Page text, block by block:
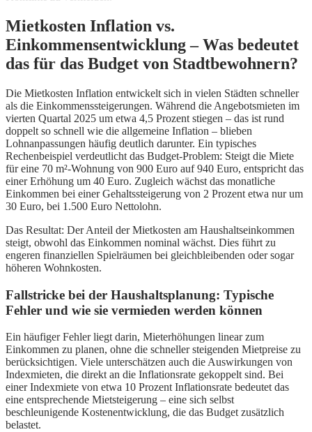
Mietkosten Inflation vs.
Einkommensentwicklung – Was bedeutet
das für das Budget von Stadtbewohnern?
Die Mietkosten Inflation entwickelt sich in vielen Städten schneller
als die Einkommenssteigerungen. Während die Angebotsmieten im
vierten Quartal 2025 um etwa 4,5 Prozent stiegen – das ist rund
doppelt so schnell wie die allgemeine Inflation – blieben
Lohnanpassungen häufig deutlich darunter. Ein typisches
Rechenbeispiel verdeutlicht das Budget-Problem: Steigt die Miete
für eine 70 m²-Wohnung von 900 Euro auf 940 Euro, entspricht das
einer Erhöhung um 40 Euro. Zugleich wächst das monatliche
Einkommen bei einer Gehaltssteigerung von 2 Prozent etwa nur um
30 Euro, bei 1.500 Euro Nettolohn.
Das Resultat: Der Anteil der Mietkosten am Haushaltseinkommen
steigt, obwohl das Einkommen nominal wächst. Dies führt zu
engeren finanziellen Spielräumen bei gleichbleibenden oder sogar
höheren Wohnkosten.
Fallstricke bei der Haushaltsplanung: Typische
Fehler und wie sie vermieden werden können
Ein häufiger Fehler liegt darin, Mieterhöhungen linear zum
Einkommen zu planen, ohne die schneller steigenden Mietpreise zu
berücksichtigen. Viele unterschätzen auch die Auswirkungen von
Indexmieten, die direkt an die Inflationsrate gekoppelt sind. Bei
einer Indexmiete von etwa 10 Prozent Inflationsrate bedeutet das
eine entsprechende Mietsteigerung – eine sich selbst
beschleunigende Kostenentwicklung, die das Budget zusätzlich
belastet.